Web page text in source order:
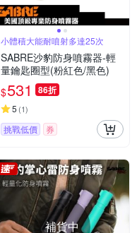
小體積大能耐噴射多達25次
SABRE沙豹防身噴霧器-輕
量鑰匙圈型(粉紅色/黑色)
$531 86折
5 (1)
挑戰低價 券
補貨中